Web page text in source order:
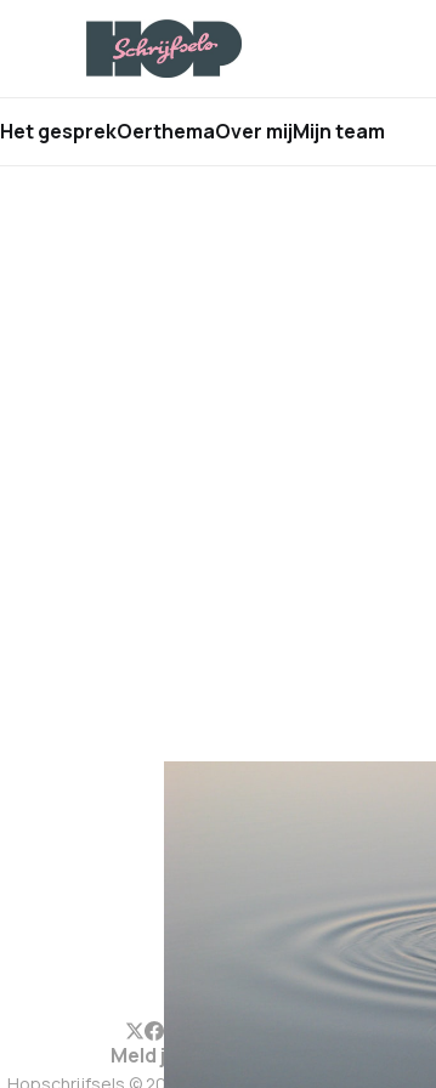
Het gesprekOerthemaOver mijMijn team
Meld je aan